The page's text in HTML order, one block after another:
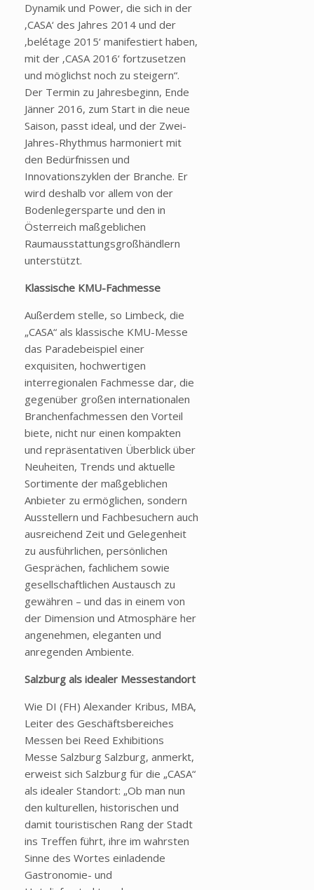
Dynamik und Power, die sich in der
‚CASA‘ des Jahres 2014 und der
‚belétage 2015‘ manifestiert haben,
mit der ‚CASA 2016‘ fortzusetzen
und möglichst noch zu steigern“.
Der Termin zu Jahresbeginn, Ende
Jänner 2016, zum Start in die neue
Saison, passt ideal, und der Zwei-
Jahres-Rhythmus harmoniert mit
den Bedürfnissen und
Innovationszyklen der Branche. Er
wird deshalb vor allem von der
Bodenlegersparte und den in
Österreich maßgeblichen
Raumausstattungsgroßhändlern
unterstützt.
Klassische KMU-Fachmesse
Außerdem stelle, so Limbeck, die
„CASA“ als klassische KMU-Messe
das Paradebeispiel einer
exquisiten, hochwertigen
interregionalen Fachmesse dar, die
gegenüber großen internationalen
Branchenfachmessen den Vorteil
biete, nicht nur einen kompakten
und repräsentativen Überblick über
Neuheiten, Trends und aktuelle
Sortimente der maßgeblichen
Anbieter zu ermöglichen, sondern
Ausstellern und Fachbesuchern auch
ausreichend Zeit und Gelegenheit
zu ausführlichen, persönlichen
Gesprächen, fachlichem sowie
gesellschaftlichen Austausch zu
gewähren – und das in einem von
der Dimension und Atmosphäre her
angenehmen, eleganten und
anregenden Ambiente.
Salzburg als idealer Messestandort
Wie DI (FH) Alexander Kribus, MBA,
Leiter des Geschäftsbereiches
Messen bei Reed Exhibitions
Messe Salzburg Salzburg, anmerkt,
erweist sich Salzburg für die „CASA“
als idealer Standort: „Ob man nun
den kulturellen, historischen und
damit touristischen Rang der Stadt
ins Treffen führt, ihre im wahrsten
Sinne des Wortes einladende
Gastronomie- und